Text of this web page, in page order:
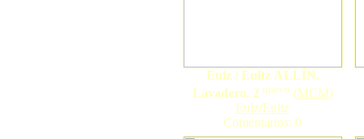
Eulz / Eultz ALLÍN.
Lavadero. 2 nuevo (MCM)
Eulz/Eultz
Comentarios: 0